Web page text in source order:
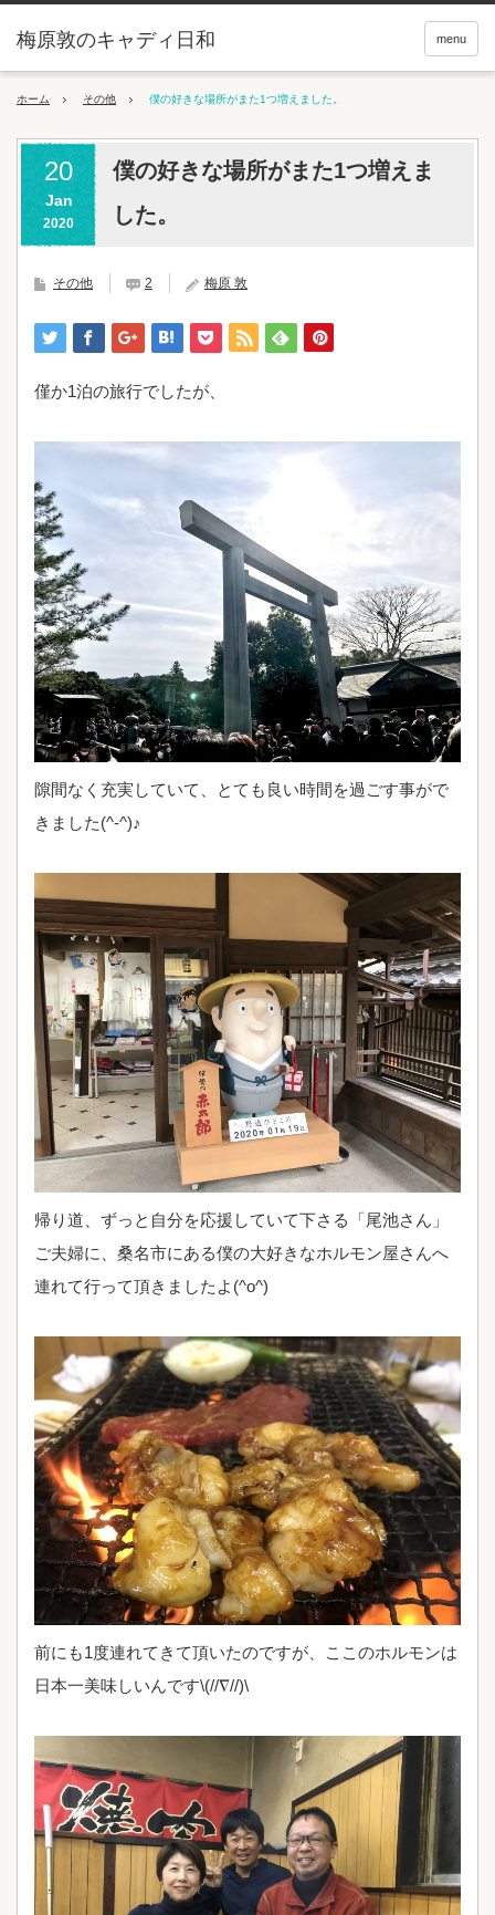
menu
梅原敦のキャディ日和
ホーム その他 僕の好きな場所がまた1つ増えました。
20
Jan
2020
僕の好きな場所がまた1つ増えま
した。
その他 2 梅原 敦
僅か1泊の旅行でしたが、
隙間なく充実していて、とても良い時間を過ごす事がで
きました(^-^)♪
帰り道、ずっと自分を応援していて下さる「尾池さん」
ご夫婦に、桑名市にある僕の大好きなホルモン屋さんへ
連れて行って頂きましたよ(^o^)
前にも1度連れてきて頂いたのですが、ここのホルモンは
日本一美味しいんです\(//∇//)\